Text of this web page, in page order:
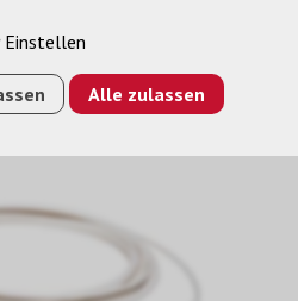
(10 GBPS) WEISS, 12.5 M
Einstellen
Alle zulassen